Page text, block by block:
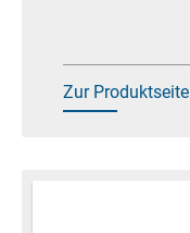
Zur Produktseite